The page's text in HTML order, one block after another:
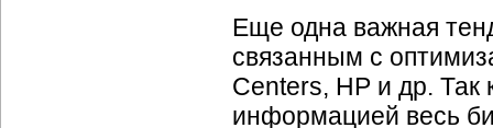
Еще одна важная
связанным с
Centers, HP и др. Так
информацией весь